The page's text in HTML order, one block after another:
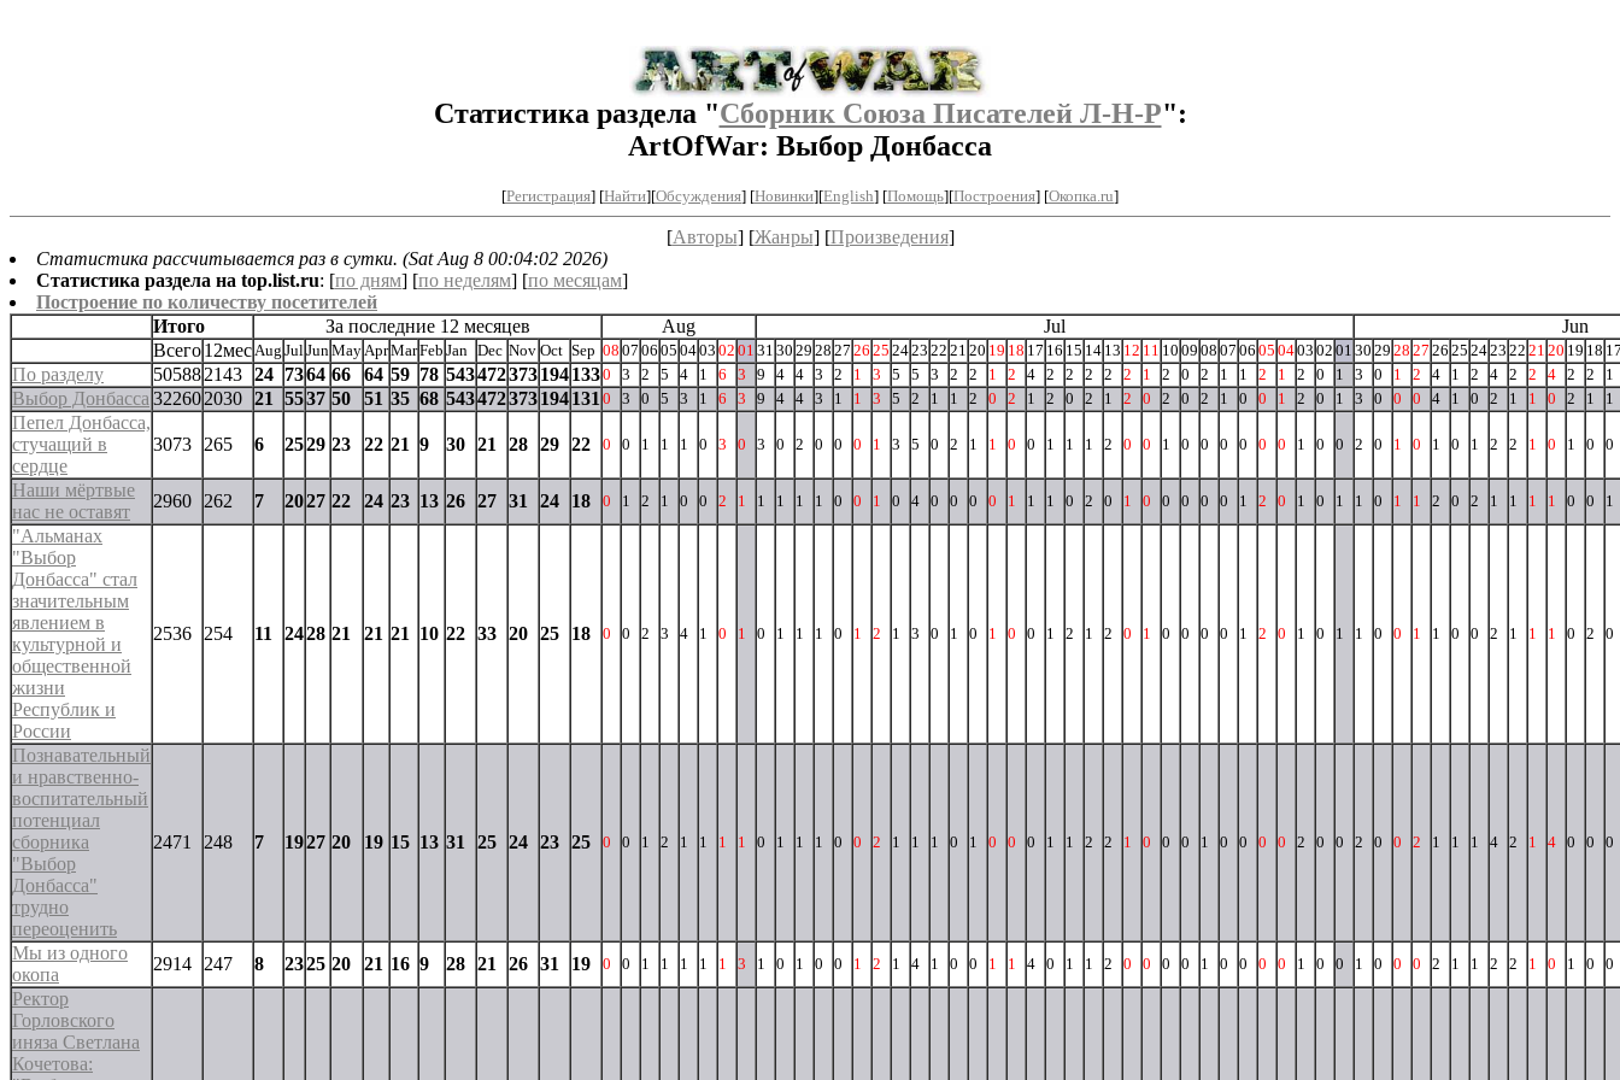
Статистика раздела "Сборник Союза Писателей Л-Н-Р":
ArtOfWar: Выбор Донбасса
[Регистрация] [Найти][Обсуждения] [Новинки][English] [Помощь][Построения] [Окопка.ru]
[Авторы] [Жанры] [Произведения]
Статистика рассчитывается раз в сутки. (Sat Aug 8 00:04:02 2026)
Статистика раздела на top.list.ru: [по дням] [по неделям] [по месяцам]
Построение по количеству посетителей
Итого
За последние 12 месяцев Aug Jul
Jun
Всего12мес Aug Jul Jun May AprMarFeb Jan Dec Nov Oct Sep 08 07 06 05 0403 02 01 31 30 29 28 27 26 25 2423 22 21 20 19 18 17 16 15 14 13 12 11 10 09 08 07 06 05 0403 02 01 30 29 28 27 26 25 2423 22 21 20 19 18
По разделу 505882143 24 7364 66 64 59 78 5434723731941330 3 2 5 4 1 6 3 9 4 4 3 2 1 3 5 5 3 2 2 1 2 4 2 2 2 2 2 1 2 0 2 1 1 2 1 2 0 1 3 0 1 2 4 1 2 4 2 2 4 2 2 1
Выбор Донбасса 322602030 21 5537 50 51 35 68 543472373194131 0 3 0 5 3 1 6 3 9 4 4 3 1 1 3 5 2 1 1 2 0 2 1 2 0 2 1 2 0 2 0 2 1 0 0 1 2 0 1 3 0 0 0 4 1 0 2 1 1 0 2 1 1
Пепел Донбасса,
стучащий в
сердце
3073 265 6 2529 23 22 21 9 30 21 28 29 22 0 0 1 1 1 0 3 0 3 0 2 0 0 0 1 3 5 0 2 1 1 0 0 1 1 1 2 0 0 1 0 0 0 0 0 0 1 0 0 2 0 1 0 1 0 1 2 2 1 0 1 0 0
Наши мёртвые
нас не оставят
2960 262 7 2027 22 24 23 13 26 27 31 24 18 0 1 2 1 0 0 2 1 1 1 1 1 0 0 1 0 4 0 0 0 0 1 1 1 0 2 0 1 0 0 0 0 0 1 2 0 1 0 1 1 0 1 1 2 0 2 1 1 1 1 0 0 1
"Альманах
"Выбор
Донбасса" стал
значительным
явлением в
культурной и
общественной
жизни
Республик и
России
2536 254 11 2428 21 21 21 10 22 33 20 25 18 0 0 2 3 4 1 0 1 0 1 1 1 0 1 2 1 3 0 1 0 1 0 0 1 2 1 2 0 1 0 0 0 0 1 2 0 1 0 1 1 0 0 1 1 0 0 2 1 1 1 0 2 0
Познавательный
и нравственно-
воспитательный
потенциал
сборника
"Выбор
Донбасса"
трудно
переоценить
2471 248 7 1927 20 19 15 13 31 25 24 23 25 0 0 1 2 1 1 1 1 0 1 1 1 0 0 2 1 1 1 0 1 0 0 0 1 1 2 2 1 0 0 0 1 0 0 0 0 2 0 0 2 0 0 2 1 1 1 4 2 1 4 0 0 0
Мы из одного
окопа
2914 247 8 2325 20 21 16 9 28 21 26 31 19 0 0 1 1 1 1 1 3 1 0 1 0 0 1 2 1 4 1 0 0 1 1 4 0 1 1 2 0 0 0 0 1 0 0 0 0 1 0 0 1 0 0 0 2 1 1 2 2 1 0 1 0 0
Ректор
Горловского
иняза Светлана
Кочетова: